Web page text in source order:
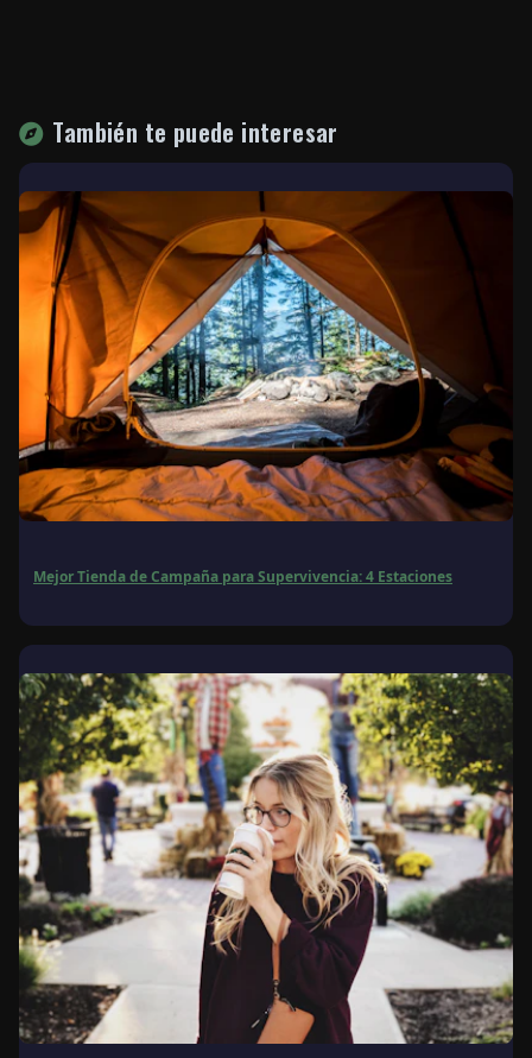
También te puede interesar
Mejor Tienda de Campaña para Supervivencia: 4 Estaciones